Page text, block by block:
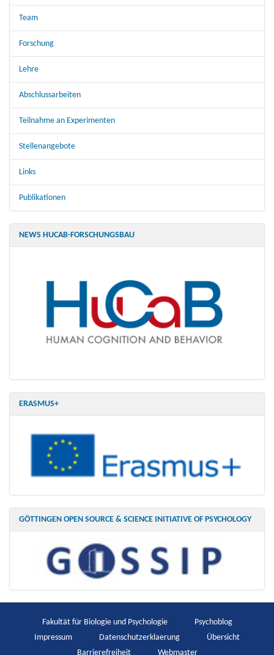
Team
Forschung
Lehre
Abschlussarbeiten
Teilnahme an Experimenten
Stellenangebote
Links
Publikationen
NEWS HUCAB-FORSCHUNGSBAU
ERASMUS+
GÖTTINGEN OPEN SOURCE & SCIENCE INITIATIVE OF PSYCHOLOGY
Fakultät für Biologie und Psychologie
Psychoblog
Impressum
Datenschutzerklaerung
Übersicht
Barrierefreiheit
Webmaster